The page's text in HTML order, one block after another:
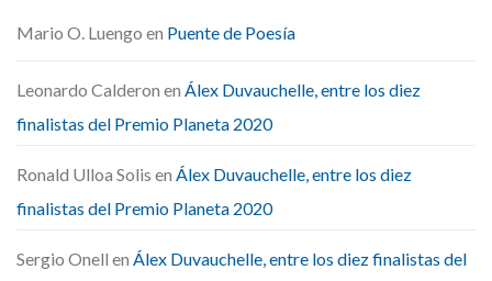
Mario O. Luengo en Puente de Poesía
Leonardo Calderon en Álex Duvauchelle, entre los diez
finalistas del Premio Planeta 2020
Ronald Ulloa Solis en Álex Duvauchelle, entre los diez
finalistas del Premio Planeta 2020
Sergio Onell en Álex Duvauchelle, entre los diez finalistas del